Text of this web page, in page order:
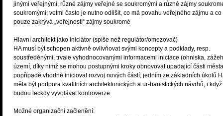
jinými veřejnými, různé zájmy veřejné se soukromými a různé zájmy
soukromými; velmi často je nutno odlišit, co má povahu veřejného zájmu a co
pouze zakrývá „veřejností“ zájmy soukromé
Hlavní architekt jako iniciátor (spíše než regulátor/omezovač)
HA musí být schopen aktivně ovlivňovat svými koncepty a podklady, resp.
soustředěnými, trvale vyhodnocovanými informacemi iniciace (ohniska,
území, díky nimž se mohou postupnými kroky obnovovat upadající části
popřípadě vhodně iniciovat rozvoj nových částí; jedním ze základních úkolů
měla být podpora kvalitních architektonických a ur-banistických návrhů, i když
budou leckdy vyvolávat kontroverze
Možné organizační začlenění: